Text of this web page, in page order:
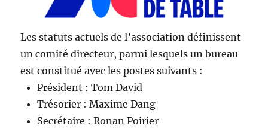
Les statuts actuels de l’association définissent
un comité directeur, parmi lesquels un bureau
est constitué avec les postes suivants :
Président : Tom David
Trésorier : Maxime Dang
Secrétaire : Ronan Poirier